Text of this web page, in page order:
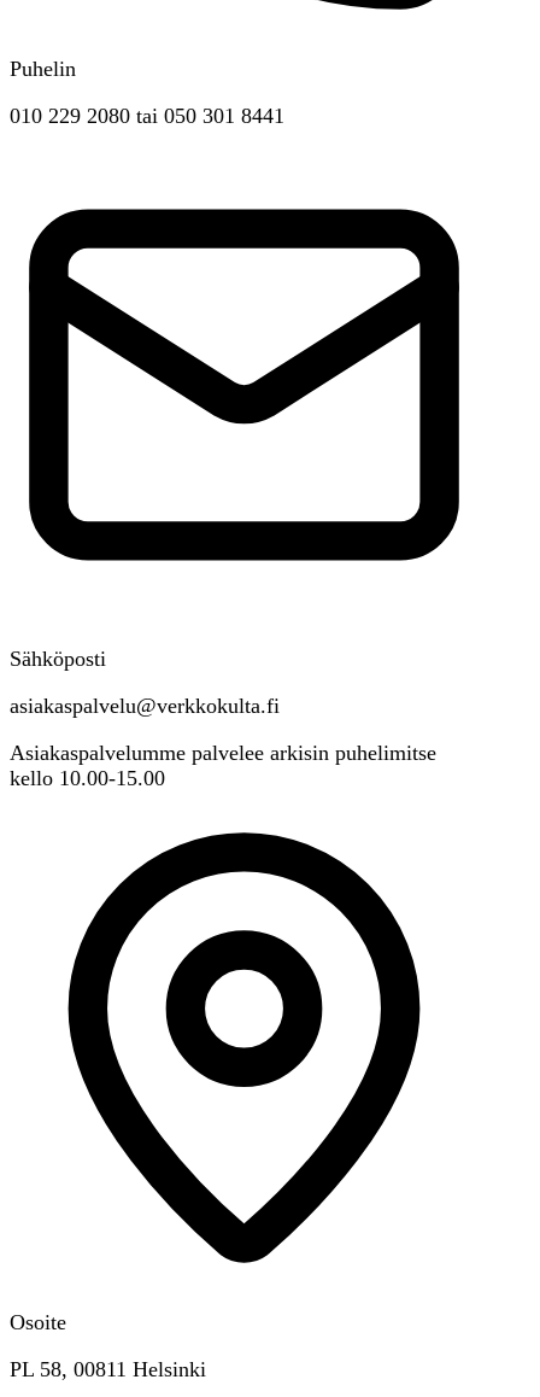
Puhelin
010 229 2080 tai 050 301 8441
Sähköposti
asiakaspalvelu@verkkokulta.fi
Asiakaspalvelumme palvelee arkisin puhelimitse
kello 10.00-15.00
Osoite
PL 58, 00811 Helsinki